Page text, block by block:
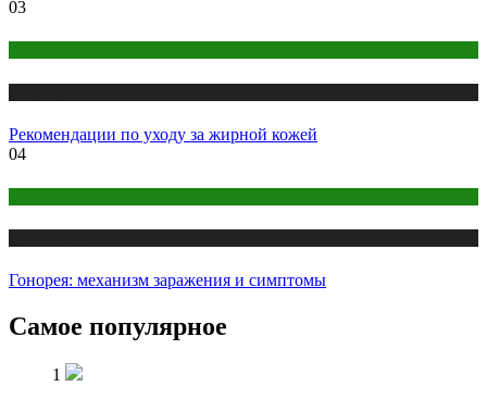
03
Рекомендации по уходу за жирной кожей
04
Гонорея: механизм заражения и симптомы
Самое популярное
1